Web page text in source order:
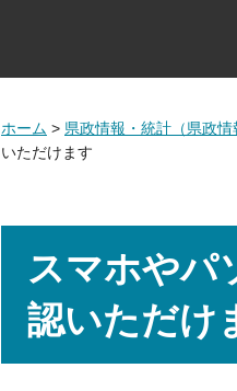
ホーム > 県政情報・統計（県政情
いただけます
スマホやパ
認いただけ